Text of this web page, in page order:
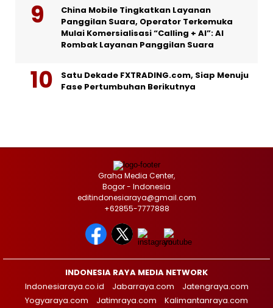
China Mobile Tingkatkan Layanan
Panggilan Suara, Operator Terkemuka
Mulai Komersialisasi “Calling + AI”: AI
Rombak Layanan Panggilan Suara
Satu Dekade FXTRADING.com, Siap Menuju
Fase Pertumbuhan Berikutnya
Graha Media Center,
Bogor - Indonesia
editindonesiaraya@gmail.com
+62855-7777888
INDONESIA RAYA MEDIA NETWORK
Indonesiaraya.co.id
Jabarraya.com
Jatengraya.com
Yogyaraya.com
Jatimraya.com
Kalimantanraya.com